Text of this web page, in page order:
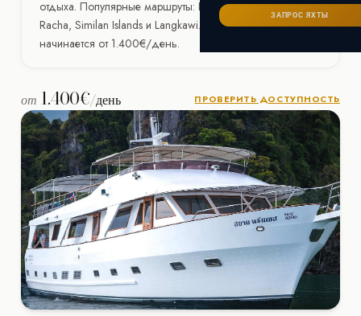
Ибица
ИТАЛИЯ
Сардиния
САНКТ-ПЕТЕРБУРГ
ЗАПРОС ЯХТЫ
отдыха. Популярные маршруты: Phang Nga Bay, Phi Phi,
Racha, Similan Islands и Langkawi. Стоимость аренды
начинается от 1.400€/день.
от 1.400€/день ПРОВЕРИТЬ ДОСТУПНОСТЬ